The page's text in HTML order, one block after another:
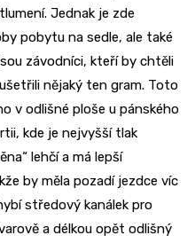
Jednak je zde
pobytu na sedle, ale také
závodníci, kteří by chtěli
nějaký ten gram. Toto
v odlišné ploše u pánského
kde je nejvyšší tlak
lehčí a má lepší
by měla pozadí jezdce víc
středový kanálek pro
a délkou opět odlišný